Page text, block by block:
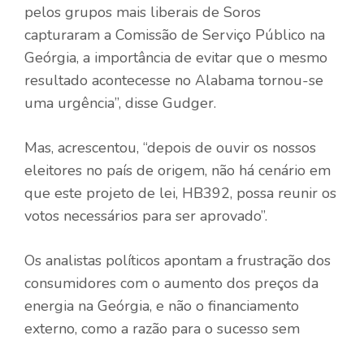
pelos grupos mais liberais de Soros
capturaram a Comissão de Serviço Público na
Geórgia, a importância de evitar que o mesmo
resultado acontecesse no Alabama tornou-se
uma urgência”, disse Gudger.
Mas, acrescentou, “depois de ouvir os nossos
eleitores no país de origem, não há cenário em
que este projeto de lei, HB392, possa reunir os
votos necessários para ser aprovado”.
Os analistas políticos apontam a frustração dos
consumidores com o aumento dos preços da
energia na Geórgia, e não o financiamento
externo, como a razão para o sucesso sem